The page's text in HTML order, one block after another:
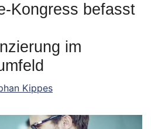
Kongress befasst
im
Kippes